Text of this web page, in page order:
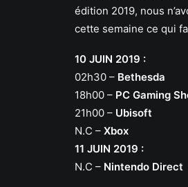
édition 2019, nous
cette semaine ce qui
10 JUIN 2019 :
02h30 – Bethesda
18h00 – PC Gaming
21h00 – Ubisoft
N.C – Xbox
11 JUIN 2019 :
N.C – Nintendo Direct